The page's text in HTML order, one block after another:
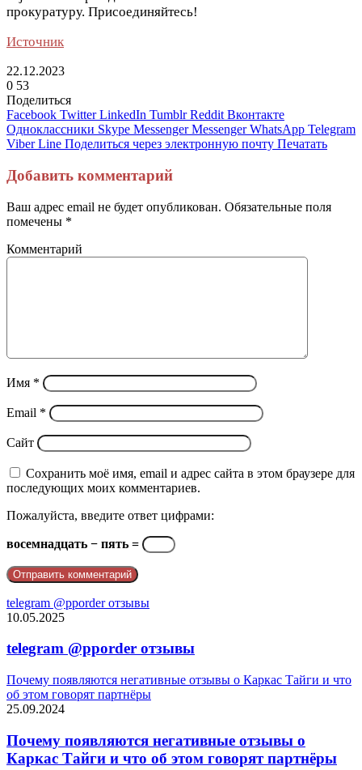
прокуратуру. Присоединяйтесь!
Источник
22.12.2023
0 53
Поделиться
Facebook Twitter LinkedIn Tumblr Reddit Вконтакте
Одноклассники Skype Messenger Messenger WhatsApp Telegram
Viber Line Поделиться через электронную почту Печатать
Добавить комментарий
Ваш адрес email не будет опубликован. Обязательные поля
помечены *
Комментарий
Имя *
Email *
Сайт
Сохранить моё имя, email и адрес сайта в этом браузере для
последующих моих комментариев.
Пожалуйста, введите ответ цифрами:
восемнадцать − пять =
telegram @pporder отзывы
10.05.2025
telegram @pporder отзывы
Почему появляются негативные отзывы о Каркас Тайги и что
об этом говорят партнёры
25.09.2024
Почему появляются негативные отзывы о
Каркас Тайги и что об этом говорят партнёры